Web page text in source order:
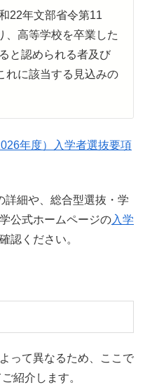
22年文部省令第11
、高等学校を卒業した
と認められる者及び
れに該当する見込みの
年度）入学者選抜要項
詳細や、総合型選抜・学
公式ホームページの入学
認ください。
って異なるため、ここで
紹介します。